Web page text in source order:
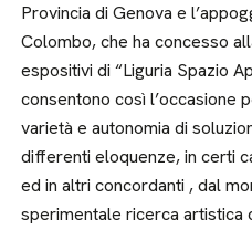
Provincia di Genova e
Colombo, che ha concesso
espositivi di “Liguria Spazio
consentono così l’occasione
varietà e autonomia di
differenti eloquenze, in certi
ed in altri concordanti , dal
sperimentale ricerca artistica